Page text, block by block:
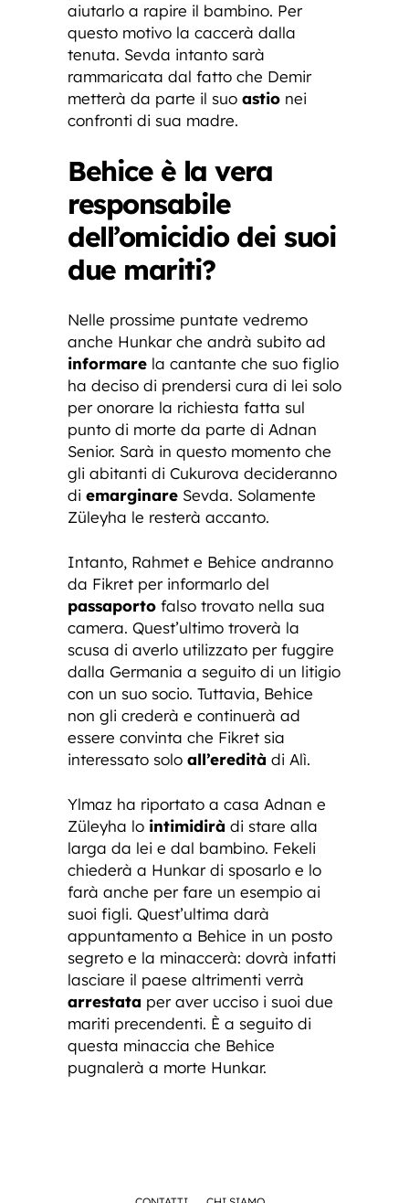
aiutarlo a rapire il bambino. Per
questo motivo la caccerà dalla
tenuta. Sevda intanto sarà
rammaricata dal fatto che Demir
metterà da parte il suo astio nei
confronti di sua madre.
Behice è la vera
responsabile
dell’omicidio dei suoi
due mariti?
Nelle prossime puntate vedremo
anche Hunkar che andrà subito ad
informare la cantante che suo figlio
ha deciso di prendersi cura di lei solo
per onorare la richiesta fatta sul
punto di morte da parte di Adnan
Senior. Sarà in questo momento che
gli abitanti di Cukurova decideranno
di emarginare Sevda. Solamente
Züleyha le resterà accanto.
Intanto, Rahmet e Behice andranno
da Fikret per informarlo del
passaporto falso trovato nella sua
camera. Quest’ultimo troverà la
scusa di averlo utilizzato per fuggire
dalla Germania a seguito di un litigio
con un suo socio. Tuttavia, Behice
non gli crederà e continuerà ad
essere convinta che Fikret sia
interessato solo all’eredità di Alì.
Ylmaz ha riportato a casa Adnan e
Züleyha lo intimidirà di stare alla
larga da lei e dal bambino. Fekeli
chiederà a Hunkar di sposarlo e lo
farà anche per fare un esempio ai
suoi figli. Quest’ultima darà
appuntamento a Behice in un posto
segreto e la minaccerà: dovrà infatti
lasciare il paese altrimenti verrà
arrestata per aver ucciso i suoi due
mariti precendenti. È a seguito di
questa minaccia che Behice
pugnalerà a morte Hunkar.